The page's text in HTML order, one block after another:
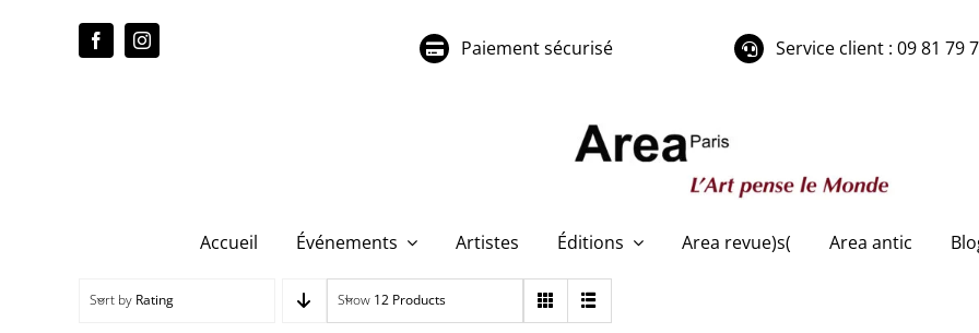
Paiement sécurisé Service client : 09 81 79
Accueil Événements Artistes Éditions Area revue)s( Area antic
Sort by Rating Show 12 Products